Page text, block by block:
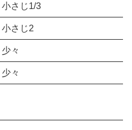
小さじ1/3
小さじ2
少々
少々